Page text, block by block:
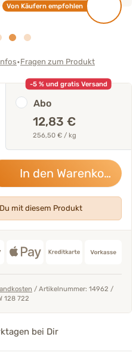
Von Käufern empfohlen
•Fragen zum Produkt
-5 % und gratis Versand
Abo
12,83 €
256,50 € / kg
In den Warenkorb
mit diesem Produkt
/ Artikelnummer: 14962 /
128 722
bei Dir